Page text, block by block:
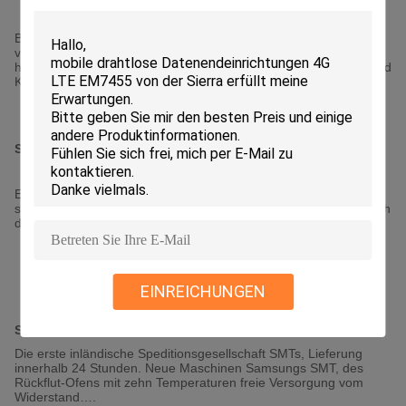
EINREICHUNGEN
Bei Entwicklung erhielten wir das Vertrauen und Unterstützung
von den Kunden und von den Freunden von allen Bezirken, wie
hier, möchte ich unsere hertfelt dank alle Sorgfalt ausdrücken und
Kunden und Freunde Sinofast stützen.
Szenenbild:
Entwurf der hoher Geschwindigkeit und Frequenz verschalen,
starkes und Schwachstrombrett, D/A und FPC usw., einschließlich
die Struktur der Komponentenverkapselung
SMT-Auswahl und -platz
Die erste inländische Speditionsgesellschaft SMTs, Lieferung
innerhalb 24 Stunden. Neue Maschinen Samsungs SMT, des
Rückflut-Ofens mit zehn Temperaturen freie Versorgung vom
Widerstand….